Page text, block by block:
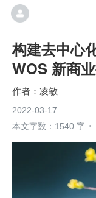
构建去中心
WOS 新商
凌敏
2022-03-17
本文字数：1540 字